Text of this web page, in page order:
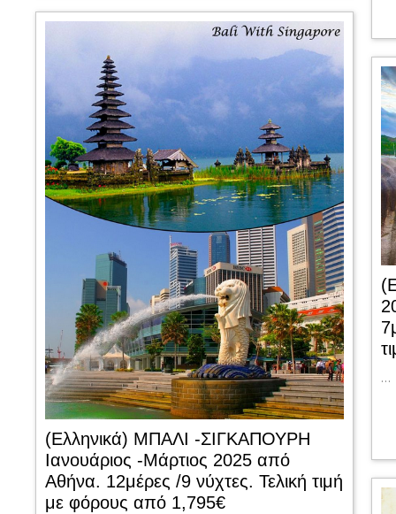
(Ελληνικά) ΜΠΑΛΙ -ΣΙΓΚΑΠΟΥΡΗ
Ιανουάριος -Μάρτιος 2025 από
Αθήνα. 12μέρες /9 νύχτες. Τελική τιμή
με φόρους από 1,795€
…